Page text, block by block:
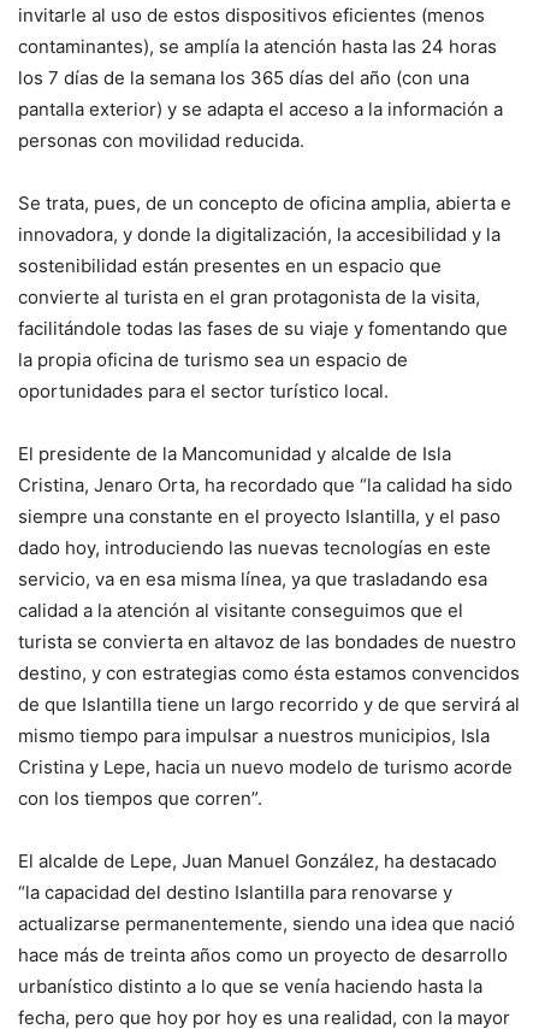
invitarle al uso de estos dispositivos eficientes (menos
contaminantes), se amplía la atención hasta las 24 horas
los 7 días de la semana los 365 días del año (con una
pantalla exterior) y se adapta el acceso a la información a
personas con movilidad reducida.
Se trata, pues, de un concepto de oficina amplia, abierta e
innovadora, y donde la digitalización, la accesibilidad y la
sostenibilidad están presentes en un espacio que
convierte al turista en el gran protagonista de la visita,
facilitándole todas las fases de su viaje y fomentando que
la propia oficina de turismo sea un espacio de
oportunidades para el sector turístico local.
El presidente de la Mancomunidad y alcalde de Isla
Cristina, Jenaro Orta, ha recordado que “la calidad ha sido
siempre una constante en el proyecto Islantilla, y el paso
dado hoy, introduciendo las nuevas tecnologías en este
servicio, va en esa misma línea, ya que trasladando esa
calidad a la atención al visitante conseguimos que el
turista se convierta en altavoz de las bondades de nuestro
destino, y con estrategias como ésta estamos convencidos
de que Islantilla tiene un largo recorrido y de que servirá al
mismo tiempo para impulsar a nuestros municipios, Isla
Cristina y Lepe, hacia un nuevo modelo de turismo acorde
con los tiempos que corren”.
El alcalde de Lepe, Juan Manuel González, ha destacado
“la capacidad del destino Islantilla para renovarse y
actualizarse permanentemente, siendo una idea que nació
hace más de treinta años como un proyecto de desarrollo
urbanístico distinto a lo que se venía haciendo hasta la
fecha, pero que hoy por hoy es una realidad, con la mayor